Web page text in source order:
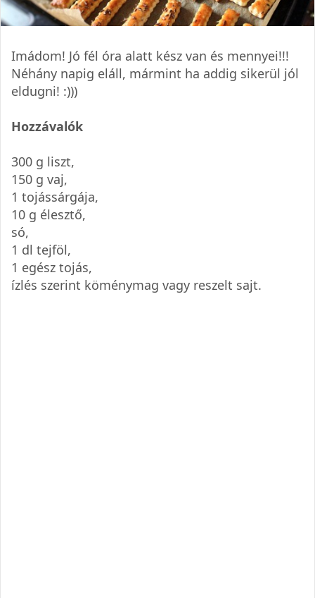
Imádom! Jó fél óra alatt kész van és mennyei!!!
Néhány napig eláll, mármint ha addig sikerül jól
eldugni! :)))
Hozzávalók
300 g liszt,
150 g vaj,
1 tojássárgája,
10 g élesztő,
só,
1 dl tejföl,
1 egész tojás,
ízlés szerint köménymag vagy reszelt sajt.